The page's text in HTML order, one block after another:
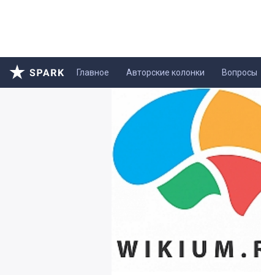
Главное Авторские колонки Вопросы